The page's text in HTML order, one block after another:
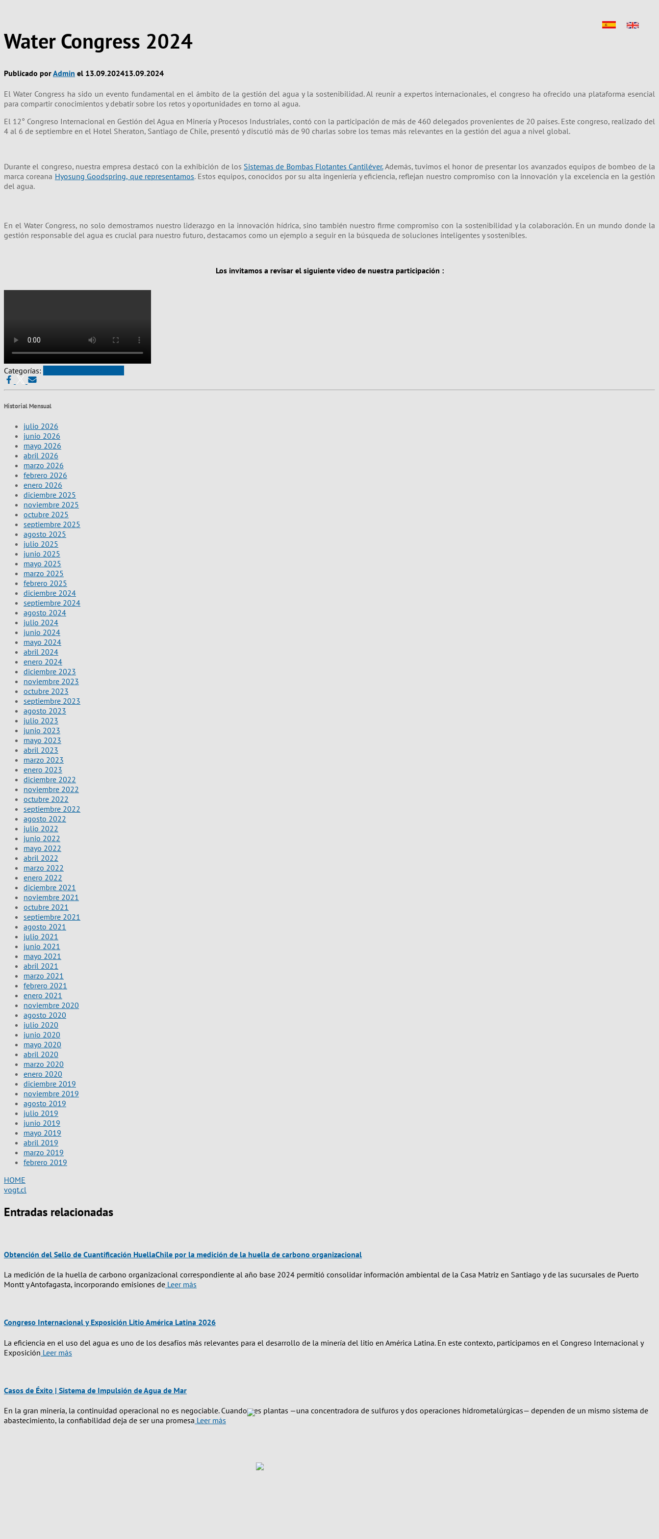
Water Congress 2024
Publicado porAdmin el 13.09.202413.09.2024
El Water Congress ha sido un evento fundamental en el ámbito de la gestión del agua y la sostenibilidad. Al reunir a expertos internacionales, el congreso ha ofrecido una plataforma esencial
para compartir conocimientos y debatir sobre los retos y oportunidades en torno al agua.
El 12° Congreso Internacional en Gestión del Agua en Minería y Procesos Industriales, contó con la participación de más de 460 delegados provenientes de 20 países. Este congreso, realizado del
4 al 6 de septiembre en el Hotel Sheraton, Santiago de Chile, presentó y discutió más de 90 charlas sobre los temas más relevantes en la gestión del agua a nivel global.
Durante el congreso, nuestra empresa destacó con la exhibición de los Sistemas de Bombas Flotantes Cantiléver.Además, tuvimos el honor de presentar los avanzados equipos de bombeo de la
marca coreana Hyosung Goodspring, que representamos. Estos equipos, conocidos por su alta ingeniería y eficiencia, reflejan nuestro compromiso con la innovación y la excelencia en la gestión
del agua.
En el Water Congress, no solo demostramos nuestro liderazgo en la innovación hídrica, sino también nuestro firme compromiso con la sostenibilidad y la colaboración. En un mundo donde la
gestión responsable del agua es crucial para nuestro futuro, destacamos como un ejemplo a seguir en la búsqueda de soluciones inteligentes y sostenibles.
Los invitamos a revisar el siguiente video de nuestra participación :
Categorías:
Historial Mensual
julio 2026
junio 2026
mayo 2026
abril 2026
marzo 2026
febrero 2026
enero 2026
diciembre 2025
noviembre 2025
octubre 2025
septiembre 2025
agosto 2025
julio 2025
junio 2025
mayo 2025
marzo 2025
febrero 2025
diciembre 2024
septiembre 2024
agosto 2024
julio 2024
junio 2024
mayo 2024
abril 2024
enero 2024
diciembre 2023
noviembre 2023
octubre 2023
septiembre 2023
agosto 2023
julio 2023
junio 2023
mayo 2023
abril 2023
marzo 2023
enero 2023
diciembre 2022
noviembre 2022
octubre 2022
septiembre 2022
agosto 2022
julio 2022
junio 2022
mayo 2022
abril 2022
marzo 2022
enero 2022
diciembre 2021
noviembre 2021
octubre 2021
septiembre 2021
agosto 2021
julio 2021
junio 2021
mayo 2021
abril 2021
marzo 2021
febrero 2021
enero 2021
noviembre 2020
agosto 2020
julio 2020
junio 2020
mayo 2020
abril 2020
marzo 2020
enero 2020
diciembre 2019
noviembre 2019
agosto 2019
julio 2019
junio 2019
mayo 2019
abril 2019
marzo 2019
febrero 2019
HOME
vogt.cl
Entradas relacionadas
Obtención del Sello de Cuantificación HuellaChile por la medición de la huella de carbono organizacional
La medición de la huella de carbono organizacional correspondiente al año base 2024 permitió consolidar información ambiental de la Casa Matriz en Santiago y de las sucursales de Puerto
Montt y Antofagasta, incorporando emisiones de Leer más
Congreso Internacional y Exposición Litio América Latina 2026
La eficiencia en el uso del agua es uno de los desafíos más relevantes para el desarrollo de la minería del litio en América Latina. En este contexto, participamos en el Congreso Internacional y
Exposición Leer más
Casos de Éxito | Sistema de Impulsión de Agua de Mar
En la gran minería, la continuidad operacional no es negociable. Cuando tres plantas —una concentradora de sulfuros y dos operaciones hidrometalúrgicas— dependen de un mismo sistema de
abastecimiento, la confiabilidad deja de ser una promesa Leer más